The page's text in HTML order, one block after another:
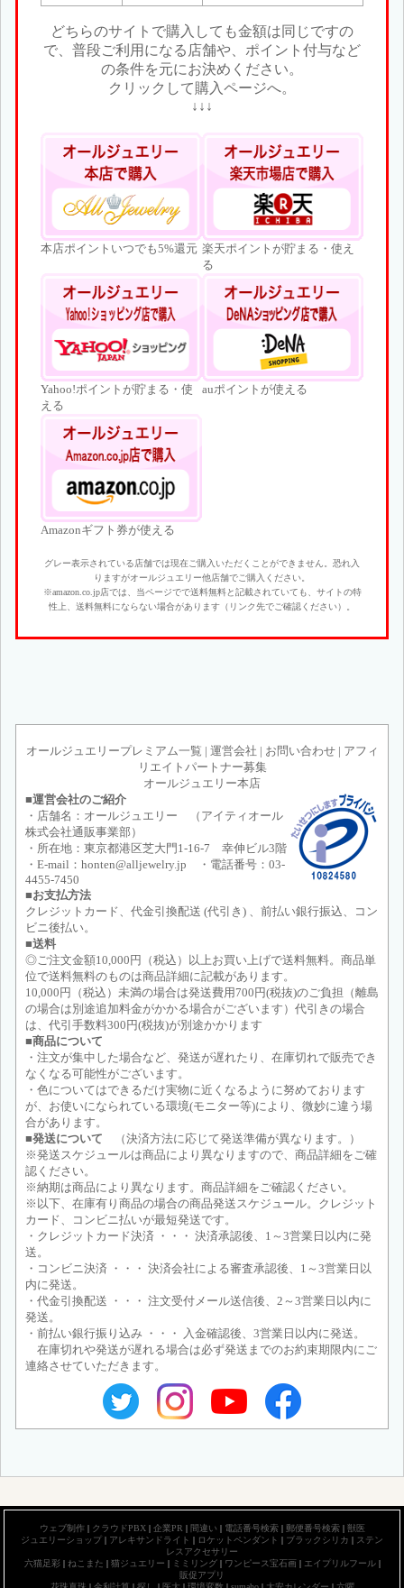
どちらのサイトで購入しても金額は同じですの
で、普段ご利用になる店舗や、ポイント付与など
の条件を元にお決めください。
クリックして購入ページへ。
↓↓↓
本店ポイントいつでも5%還元 楽天ポイントが貯まる・使え
る
Yahoo!ポイントが貯まる・使
える
auポイントが使える
Amazonギフト券が使える
グレー表示されている店舗では現在ご購入いただくことができません。恐れ入
りますがオールジュエリー他店舗でご購入ください。
※amazon.co.jp店では、当ページでで送料無料と記載されていても、サイトの特
性上、送料無料にならない場合があります（リンク先でご確認ください）。
オールジュエリープレミアム一覧 | 運営会社 | お問い合わせ| アフィ
リエイトパートナー募集
オールジュエリー本店
■運営会社のご紹介
・店舗名：オールジュエリー （アイティオール
株式会社通販事業部）
・所在地：東京都港区芝大門1-16-7 幸伸ビル3階
・E-mail：honten@alljewelry.jp ・電話番号：03-
4455-7450
■お支払方法
クレジットカード、代金引換配送 (代引き) 、前払い銀行振込、コン
ビニ後払い。
■送料
◎ご注文金額10,000円（税込）以上お買い上げで送料無料。商品単
位で送料無料のものは商品詳細に記載があります。
10,000円（税込）未満の場合は発送費用700円(税抜)のご負担（離島
の場合は別途追加料金がかかる場合がございます）代引きの場合
は、代引手数料300円(税抜)が別途かかります
■商品について
・注文が集中した場合など、発送が遅れたり、在庫切れで販売でき
なくなる可能性がございます。
・色についてはできるだけ実物に近くなるように努めております
が、お使いになられている環境(モニター等)により、微妙に違う場
合があります。
■発送について （決済方法に応じて発送準備が異なります。）
※発送スケジュールは商品により異なりますので、商品詳細をご確
認ください。
※納期は商品により異なります。商品詳細をご確認ください。
※以下、在庫有り商品の場合の商品発送スケジュール。クレジット
カード、コンビニ払いが最短発送です。
・クレジットカード決済 ・・・ 決済承認後、1～3営業日以内に発
送。
・コンビニ決済 ・・・ 決済会社による審査承認後、1～3営業日以
内に発送。
・代金引換配送 ・・・ 注文受付メール送信後、2～3営業日以内に
発送。
・前払い銀行振り込み ・・・ 入金確認後、3営業日以内に発送。
在庫切れや発送が遅れる場合は必ず発送までのお約束期限内にご
連絡させていただきます。
ウェブ制作| クラウドPBX| 企業PR | 間違い | 電話番号検索| 郵便番号検索| 獣医
ジュエリーショップ | アレキサンドライト | ロケットペンダント | ブラックシリカ | ステン
レスアクセサリー
六猫足彩| ねこまた | 猫ジュエリー | ミミリング| ワンピース宝石画| エイプリルフール|
販促アプリ